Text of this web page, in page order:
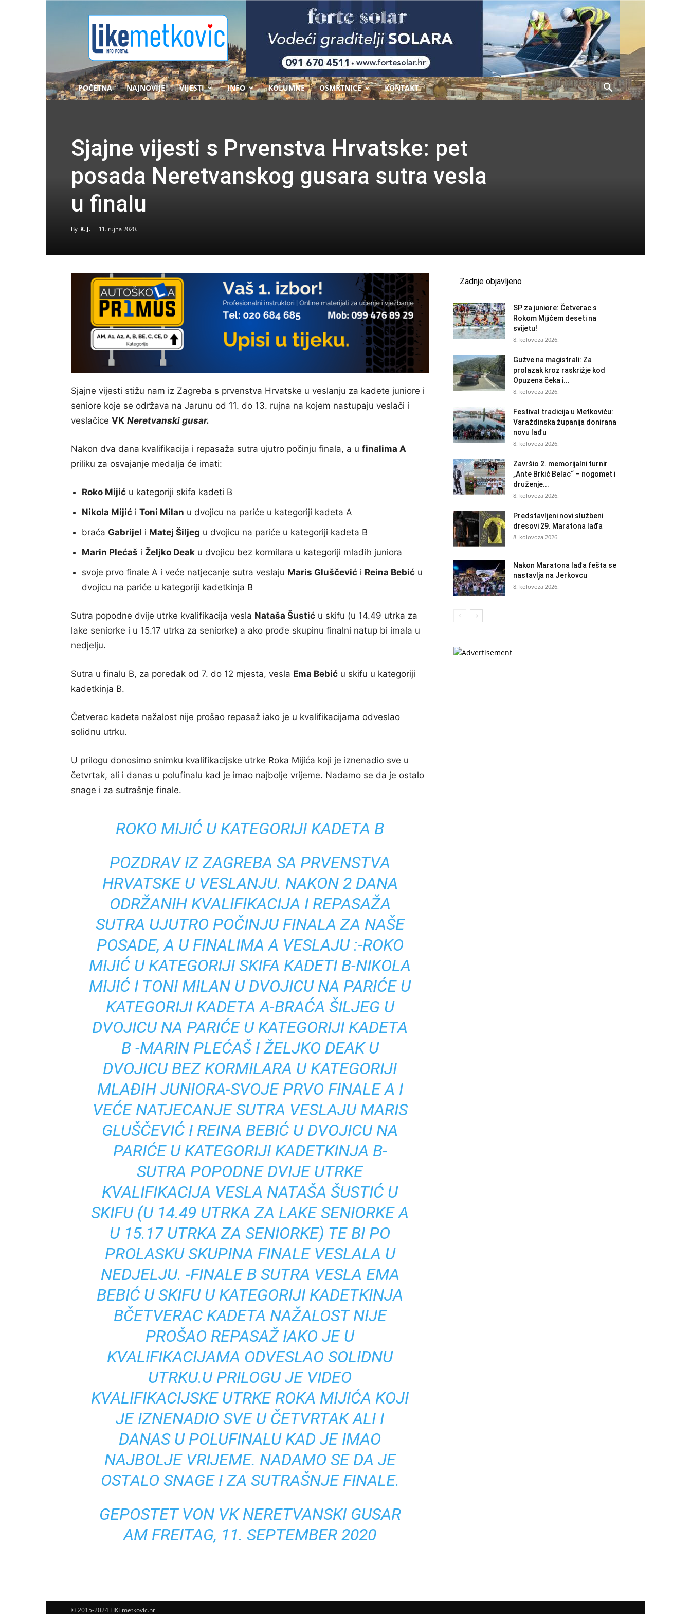
POČETNA NAJNOVIJE VIJESTI INFO KOLUMNE OSMRTNICE KONTAKT
Sjajne vijesti s Prvenstva Hrvatske: pet
posada Neretvanskog gusara sutra vesla
u finalu
By K. J. - 11. rujna 2020.
Sjajne vijesti stižu nam iz Zagreba s prvenstva Hrvatske u veslanju za kadete juniore i
seniore koje se održava na Jarunu od 11. do 13. rujna na kojem nastupaju veslači i
veslačice VK Neretvanski gusar.
Nakon dva dana kvalifikacija i repasaža sutra ujutro počinju finala, a u finalima A
priliku za osvajanje medalja će imati:
Roko Mijić u kategoriji skifa kadeti B
Nikola Mijić i Toni Milan u dvojicu na pariće u kategoriji kadeta A
braća Gabrijel i Matej Šiljeg u dvojicu na pariće u kategoriji kadeta B
Marin Plećaš i Željko Deak u dvojicu bez kormilara u kategoriji mlađih juniora
svoje prvo finale A i veće natjecanje sutra veslaju Maris Gluščević i Reina Bebić u
dvojicu na pariće u kategoriji kadetkinja B
Sutra popodne dvije utrke kvalifikacija vesla Nataša Šustić u skifu (u 14.49 utrka za
lake seniorke i u 15.17 utrka za seniorke) a ako prođe skupinu finalni natup bi imala u
nedjelju.
Sutra u finalu B, za poredak od 7. do 12 mjesta, vesla Ema Bebić u skifu u kategoriji
kadetkinja B.
Četverac kadeta nažalost nije prošao repasaž iako je u kvalifikacijama odveslao
solidnu utrku.
U prilogu donosimo snimku kvalifikacijske utrke Roka Mijića koji je iznenadio sve u
četvrtak, ali i danas u polufinalu kad je imao najbolje vrijeme. Nadamo se da je ostalo
snage i za sutrašnje finale.
ROKO MIJIĆ U KATEGORIJI KADETA B
POZDRAV IZ ZAGREBA SA PRVENSTVA
HRVATSKE U VESLANJU. NAKON 2 DANA
ODRŽANIH KVALIFIKACIJA I REPASAŽA
SUTRA UJUTRO POČINJU FINALA ZA NAŠE
POSADE, A U FINALIMA A VESLAJU :-ROKO
MIJIĆ U KATEGORIJI SKIFA KADETI B-NIKOLA
MIJIĆ I TONI MILAN U DVOJICU NA PARIĆE U
KATEGORIJI KADETA A-BRAĆA ŠILJEG U
DVOJICU NA PARIĆE U KATEGORIJI KADETA
B -MARIN PLEĆAŠ I ŽELJKO DEAK U
DVOJICU BEZ KORMILARA U KATEGORIJI
MLAĐIH JUNIORA-SVOJE PRVO FINALE A I
VEĆE NATJECANJE SUTRA VESLAJU MARIS
GLUŠČEVIĆ I REINA BEBIĆ U DVOJICU NA
PARIĆE U KATEGORIJI KADETKINJA B-
SUTRA POPODNE DVIJE UTRKE
KVALIFIKACIJA VESLA NATAŠA ŠUSTIĆ U
SKIFU (U 14.49 UTRKA ZA LAKE SENIORKE A
U 15.17 UTRKA ZA SENIORKE) TE BI PO
PROLASKU SKUPINA FINALE VESLALA U
NEDJELJU. -FINALE B SUTRA VESLA EMA
BEBIĆ U SKIFU U KATEGORIJI KADETKINJA
BČETVERAC KADETA NAŽALOST NIJE
PROŠAO REPASAŽ IAKO JE U
KVALIFIKACIJAMA ODVESLAO SOLIDNU
UTRKU.U PRILOGU JE VIDEO
KVALIFIKACIJSKE UTRKE ROKA MIJIĆA KOJI
JE IZNENADIO SVE U ČETVRTAK ALI I
DANAS U POLUFINALU KAD JE IMAO
NAJBOLJE VRIJEME. NADAMO SE DA JE
OSTALO SNAGE I ZA SUTRAŠNJE FINALE.
GEPOSTET VON VK NERETVANSKI GUSAR
AM FREITAG, 11. SEPTEMBER 2020
Zadnje objavljeno
SP za juniore: Četverac s
Rokom Mijićem deseti na
svijetu!
8. kolovoza 2026.
Gužve na magistrali: Za
prolazak kroz raskrižje kod
Opuzena čeka i...
8. kolovoza 2026.
Festival tradicija u Metkoviću:
Varaždinska županija donirana
novu lađu
8. kolovoza 2026.
Završio 2. memorijalni turnir
„Ante Brkić Belac“ – nogomet i
druženje...
8. kolovoza 2026.
Predstavljeni novi službeni
dresovi 29. Maratona lađa
8. kolovoza 2026.
Nakon Maratona lađa fešta se
nastavlja na Jerkovcu
8. kolovoza 2026.
© 2015-2024 LIKEmetkovic.hr